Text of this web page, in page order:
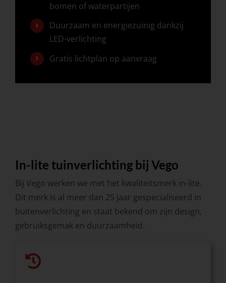
bomen of waterpartijen
Duurzaam en energiezuinig dankzij
LED-verlichting
Gratis lichtplan op aanvraag
In-lite tuinverlichting bij Vego
Bij Vego werken we met het kwaliteitsmerk in-lite.
Dit merk is al meer dan 25 jaar gespecialiseerd in
buitenverlichting en staat bekend om zijn design,
gebruiksgemak en duurzaamheid.